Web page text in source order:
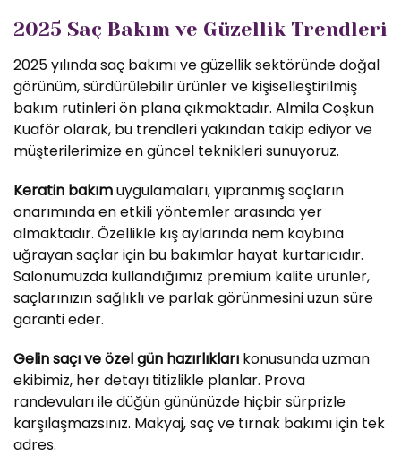
2025 Saç Bakım ve Güzellik Trendleri
2025 yılında saç bakımı ve güzellik sektöründe doğal
görünüm, sürdürülebilir ürünler ve kişiselleştirilmiş
bakım rutinleri ön plana çıkmaktadır. Almila Coşkun
Kuaför olarak, bu trendleri yakından takip ediyor ve
müşterilerimize en güncel teknikleri sunuyoruz.
Keratin bakımuygulamaları, yıpranmış saçların
onarımında en etkili yöntemler arasında yer
almaktadır. Özellikle kış aylarında nem kaybına
uğrayan saçlar için bu bakımlar hayat kurtarıcıdır.
Salonumuzda kullandığımız premium kalite ürünler,
saçlarınızın sağlıklı ve parlak görünmesini uzun süre
garanti eder.
Gelin saçı ve özel gün hazırlıkları konusunda uzman
ekibimiz, her detayı titizlikle planlar. Prova
randevuları ile düğün gününüzde hiçbir sürprizle
karşılaşmazsınız. Makyaj, saç ve tırnak bakımı için tek
adres.